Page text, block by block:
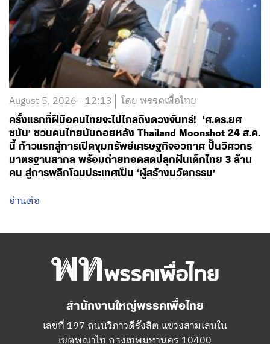
August 5, 2026 - 12:13 โดย พรรคเพื่อไทย
ครั้งแรกที่ฝีมือคนไทยจะไปไกลถึงดวงจันทร์! ‘ศ.ดร.ยศ
ชนัน’ ชวนคนไทยนับถอยหลัง Thailand Moonshot 24 ส.ค.
นี้ ก้าวแรกสู่การเปิดขุมทรัพย์เศรษฐกิจอวกาศ ปั้นวิศวกร
มาตรฐานสากล พร้อมถ่ายทอดสดปลุกฝันเด็กไทย 3 ล้าน
คน สู่การพลิกโฉมประเทศเป็น ‘ผู้สร้างนวัตกรรม’
อ่านต่อ
สำนักงานใหญ่พรรคเพื่อไทย
เลขที่ 197 ถนนวิภาวดีรังสิต แขวงสามเสนใน